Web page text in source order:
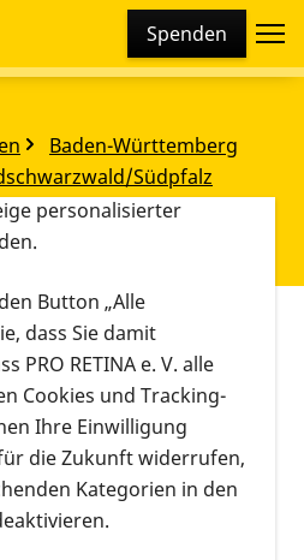
Spenden
Baden-Württemberg
Südpfalz
Freitagstreff Februar
Freitagstreff
Termin
Video- und
Telefonkonferenz
Cookies und
beinhaltet Cookies und
die zu statistischen
Bedienbarkeit der
personalisierter
Button „Alle
dass Sie damit
PRO RETINA e. V. alle
Cookies und Tracking-
Ihre Einwilligung
die Zukunft widerrufen,
Kategorien in den